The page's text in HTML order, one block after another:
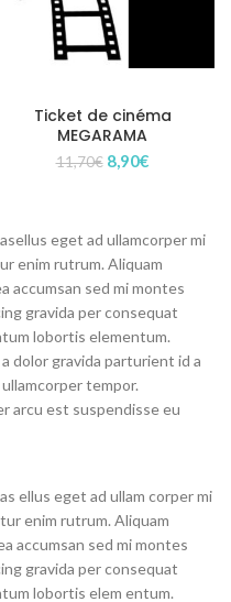
Ticket de cinéma
MEGARAMA
11,70€ Le
11,70€.
8,90€Le
8,90€.
eget ad ullamcorper mi
enim rutrum. Aliquam
accumsan sed mi montes
gravida per consequat
lobortis elementum.
dolor gravida parturient id a
tempor.
arcu est suspendisse eu
ellus eget ad ullam corper mi
enim rutrum. Aliquam
accumsan sed mi montes
gravida per consequat
lobortis elem entum.